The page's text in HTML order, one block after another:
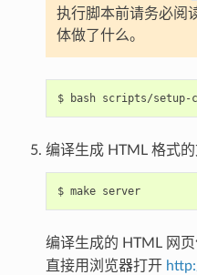
执行脚本前请务必阅
体做了什么。
$ bash
编译生成 HTML 格式
$ make server
编译生成的 HTML 网
直接用浏览器打开